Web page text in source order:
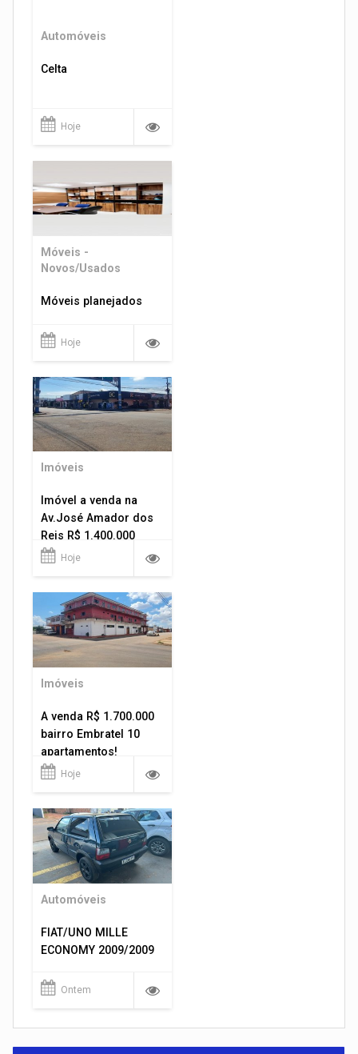
Automóveis
Celta
Hoje
Móveis -
Novos/Usados
Móveis planejados
Hoje
Imóveis
Imóvel a venda na
Av.José Amador dos
Reis R$ 1.400.000
Hoje
Imóveis
A venda R$ 1.700.000
bairro Embratel 10
apartamentos!
Hoje
Automóveis
FIAT/UNO MILLE
ECONOMY 2009/2009
Ontem